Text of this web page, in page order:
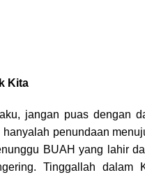
Kita
jangan puas dengan
penundaan
BUAH yang lahir
Tinggallah dalam